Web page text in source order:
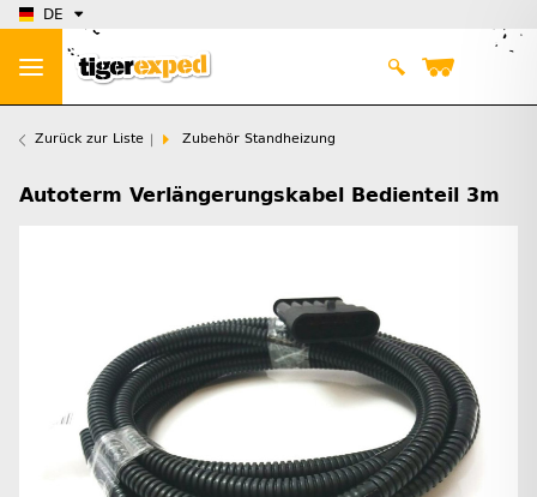
DE
Zurück zur Liste Zubehör Standheizung
Autoterm Verlängerungskabel Bedienteil 3m